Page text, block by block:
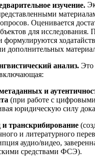
изучение.
Оценивается
для исследования.
формулируются
дополнительных
анализ. Это
и
(при работе с
юридическую силу
и транскрибирование
и литературного
аудио/видео,
средствами ФСЭ).